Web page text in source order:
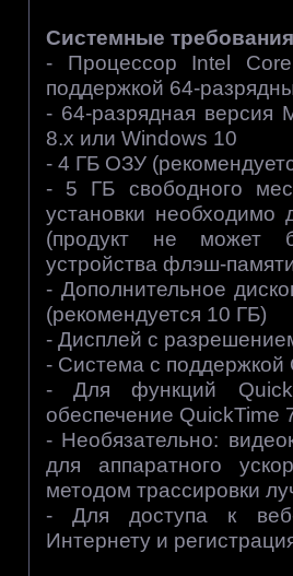
Системные
- Процессор Intel
поддержкой 64-
- 64-разрядная версия
8.х или Windows 10
- 4 ГБ ОЗУ
- 5 ГБ свободного
установки необходимо
(продукт не может
устройства флэш-
- Дополнительное
(рекомендуется 10 ГБ)
- Дисплей с
- Система с поддержкой
- Для функций
обеспечение QuickTime
- Необязательно:
для аппаратного
методом трассировки
- Для доступа к веб-
Интернету и